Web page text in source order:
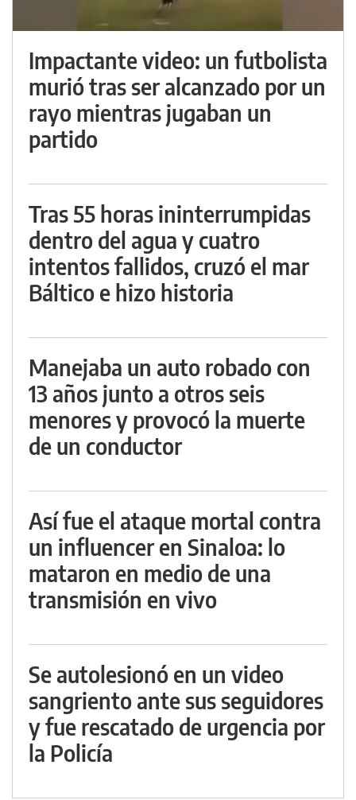
Impactante video: un futbolista
murió tras ser alcanzado por un
rayo mientras jugaban un
partido
Tras 55 horas ininterrumpidas
dentro del agua y cuatro
intentos fallidos, cruzó el mar
Báltico e hizo historia
Manejaba un auto robado con
13 años junto a otros seis
menores y provocó la muerte
de un conductor
Así fue el ataque mortal contra
un influencer en Sinaloa: lo
mataron en medio de una
transmisión en vivo
Se autolesionó en un video
sangriento ante sus seguidores
y fue rescatado de urgencia por
la Policía